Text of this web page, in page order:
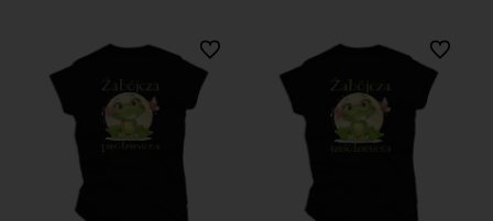
Do ulubionych Do